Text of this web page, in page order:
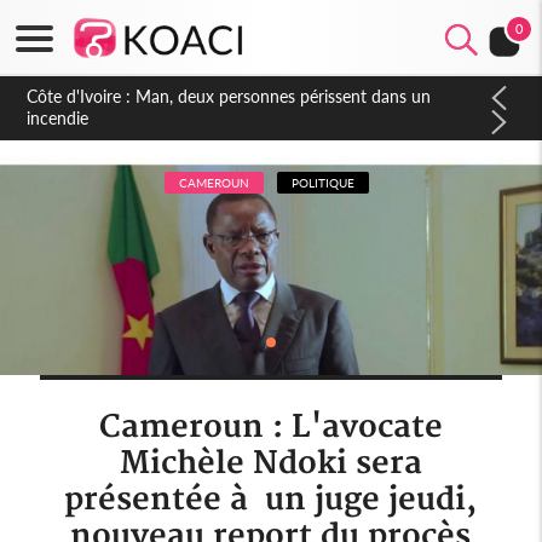
0
Côte d'Ivoire : Séileu, la célébration de la fête nationale
transformée en vaste campagne contre les produits
dépigmentants dangereux
CAMEROUN POLITIQUE
Cameroun : L'avocate
Michèle Ndoki sera
présentée à un juge jeudi,